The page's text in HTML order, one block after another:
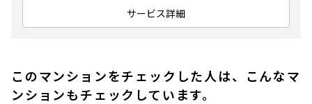
サービス詳細
このマンションをチェックした人は、こんなマ
ンションもチェックしています。